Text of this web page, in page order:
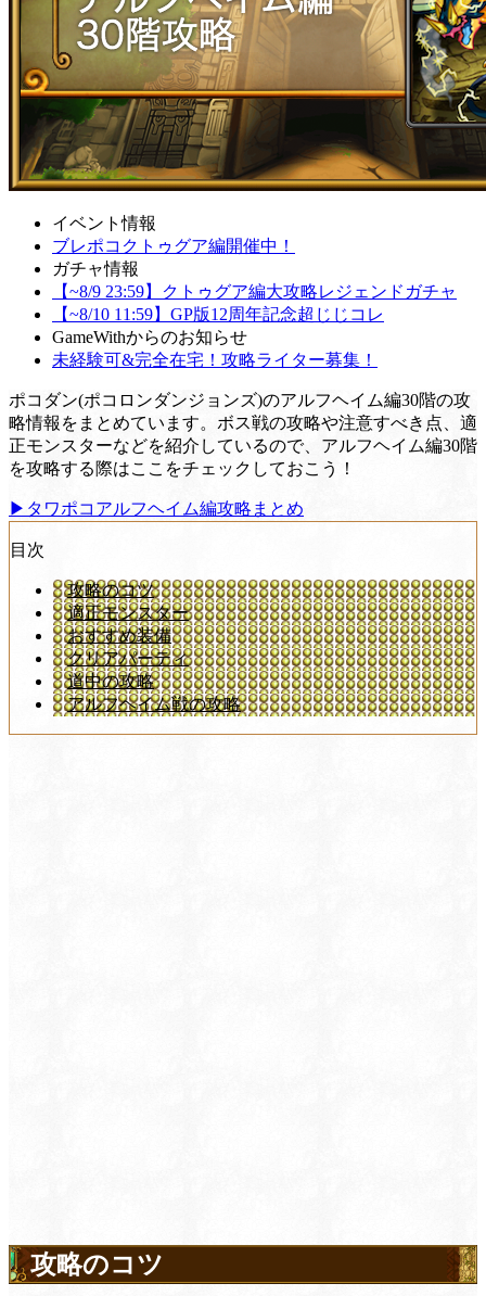
イベント情報
ブレポコクトゥグア編開催中！
ガチャ情報
【~8/9 23:59】クトゥグア編大攻略レジェンドガチャ
【~8/10 11:59】GP版12周年記念超じじコレ
GameWithからのお知らせ
未経験可&完全在宅！攻略ライター募集！
ポコダン(ポコロンダンジョンズ)のアルフヘイム編30階の攻
略情報をまとめています。ボス戦の攻略や注意すべき点、適
正モンスターなどを紹介しているので、アルフヘイム編30階
を攻略する際はここをチェックしておこう！
▶タワポコアルフヘイム編攻略まとめ
目次
攻略のコツ
適正モンスター
おすすめ装備
クリアパーティ
道中の攻略
アルフヘイム戦の攻略
攻略のコツ